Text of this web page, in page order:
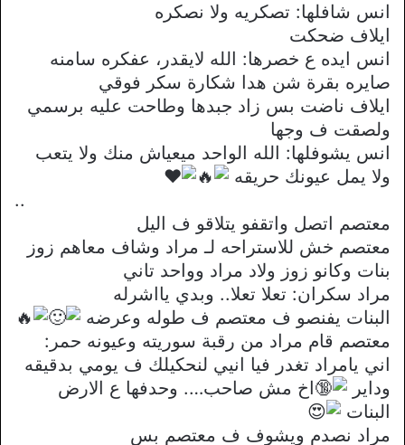
انس شافلها: تصكريه ولا نصكره
ايلاف ضحكت
انس ايده ع خصرها: الله لايقدر، عفكره سامنه
صايره بقرة شن هدا شكارة سكر فوقي
ايلاف ناضت بس زاد جبدها وطاحت عليه برسمي
ولصقت ف وجها
انس يشوفلها: الله الواحد ميعياش منك ولا يتعب
ولا يمل عيونك حريقه
..
معتصم اتصل واتقفو يتلاقو ف اليل
معتصم خش للاستراحه لـ مراد وشاف معاهم زوز
بنات وكانو زوز ولاد مراد وواحد تاني
مراد سكران: تعلا تعلا.. وبدي يااشرله
البنات يفنصو ف معتصم ف طوله وعرضه
معتصم قام مراد من رقبة سوريته وعيونه حمر:
اني يامراد تغدر فيا انيي لنحكيلك ف يومي بدقيقه
وداير
اخ مش صاحب…. وحدفها ع الارض
البنات
مراد نصدم ويشوف ف معتصم بس